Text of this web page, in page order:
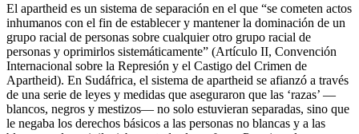
El apartheid es un sistema de separación en el que “se cometen actos
inhumanos con el fin de establecer y mantener la dominación de un
grupo racial de personas sobre cualquier otro grupo racial de
personas y oprimirlos sistemáticamente” (Artículo II, Convención
Internacional sobre la Represión y el Castigo del Crimen de
Apartheid). En Sudáfrica, el sistema de apartheid se afianzó a través
de una serie de leyes y medidas que aseguraron que las ‘razas’ —
blancos, negros y mestizos— no solo estuvieran separadas, sino que
le negaba los derechos básicos a las personas no blancas y a las